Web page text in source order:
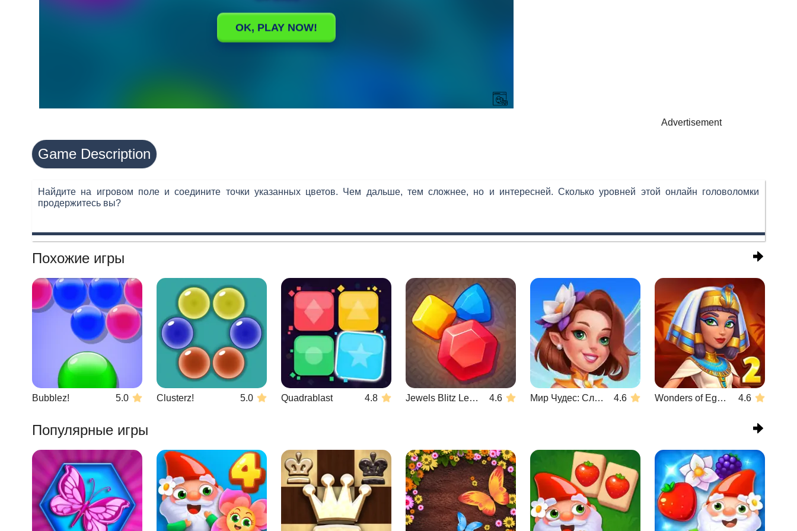
Advertisement
Game Description
Найдите на игровом поле и соедините точки указанных цветов. Чем дальше, тем сложнее, но и интересней. Сколько уровней этой онлайн головоломки
продержитесь вы?
Похожие игры
Bubblez! 5.0 Clusterz! 5.0 Quadrablast 4.8 Jewels Blitz Legends 4.6 Мир Чудес: Слияние и Магия 4.6 Wonders of Egypt Match 2 4.6
Популярные игры